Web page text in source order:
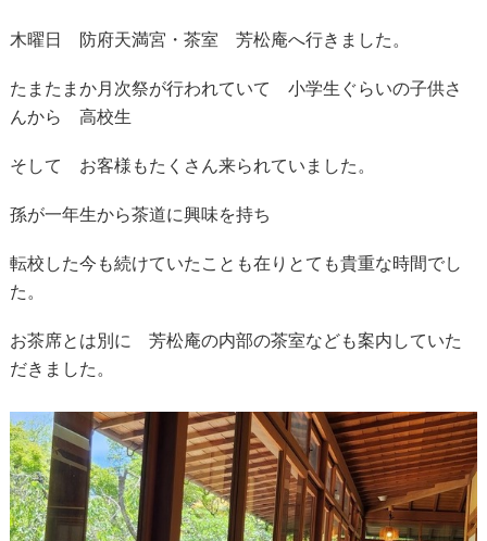
木曜日 防府天満宮・茶室 芳松庵へ行きました。
たまたまか月次祭が行われていて 小学生ぐらいの子供さ
んから 高校生
そして お客様もたくさん来られていました。
孫が一年生から茶道に興味を持ち
転校した今も続けていたことも在りとても貴重な時間でし
た。
お茶席とは別に 芳松庵の内部の茶室なども案内していた
だきました。